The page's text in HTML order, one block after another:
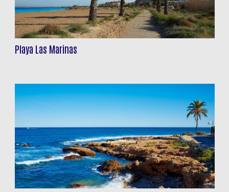
Playa Las Marinas